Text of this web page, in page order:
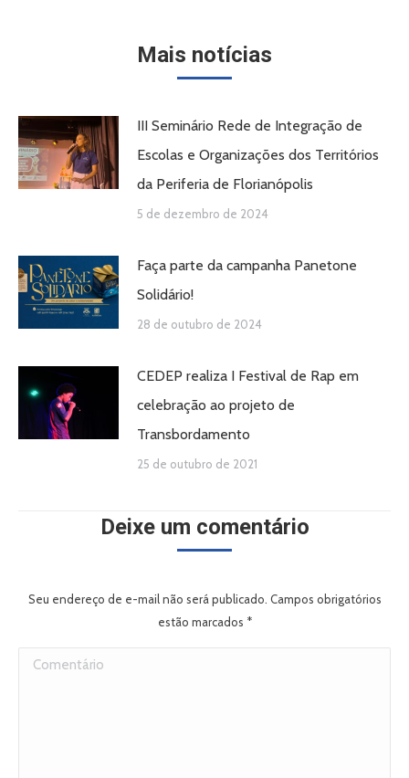
Mais notícias
III Seminário Rede de Integração de
Escolas e Organizações dos Territórios
da Periferia de Florianópolis
5 de dezembro de 2024
Faça parte da campanha Panetone
Solidário!
28 de outubro de 2024
CEDEP realiza I Festival de Rap em
celebração ao projeto de
Transbordamento
25 de outubro de 2021
Deixe um comentário
Seu endereço de e-mail não será publicado. Campos obrigatórios
estão marcados *
Comentário